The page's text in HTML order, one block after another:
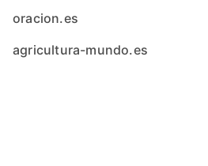
oracion.es
agricultura-mundo.es